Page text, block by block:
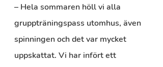
– Hela sommaren höll vi alla
gruppträningspass utomhus, även
spinningen och det var mycket
uppskattat. Vi har infört ett